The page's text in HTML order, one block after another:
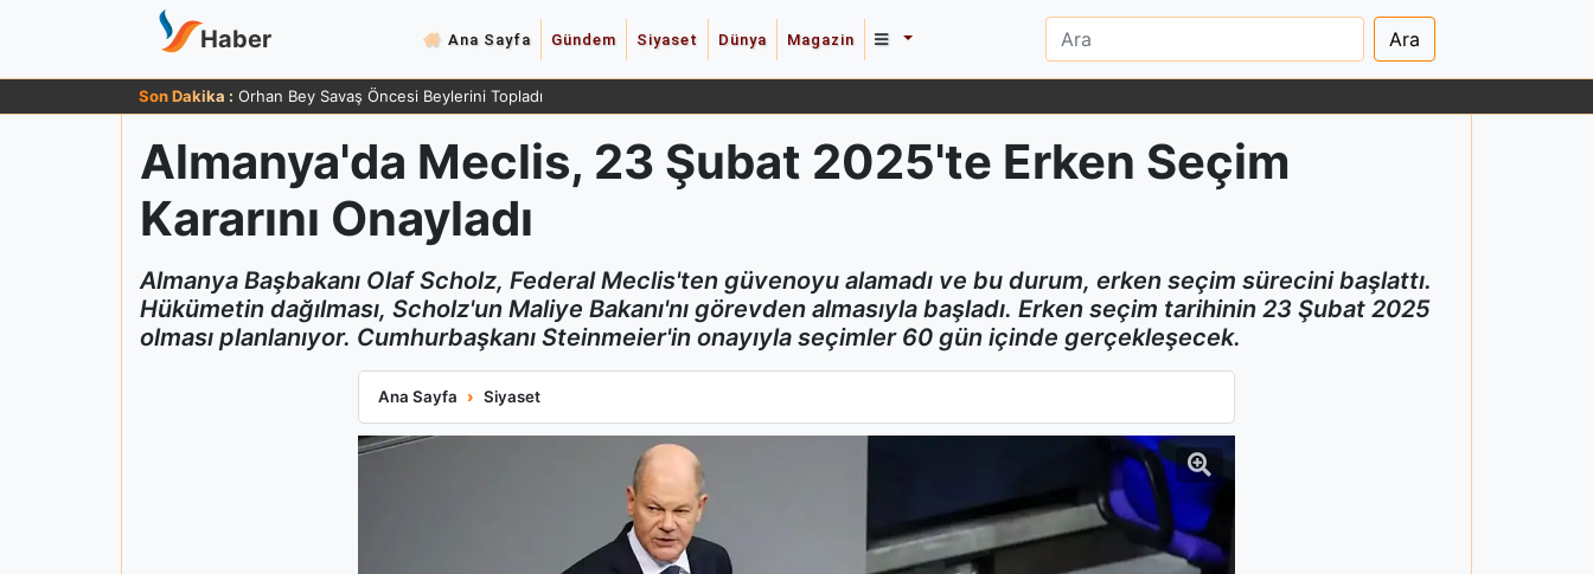
Haber Ana Sayfa Gündem Siyaset Dünya Magazin Ara
Son Dakika : Orhan Bey Savaş Öncesi Beylerini Topladı
Almanya'da Meclis, 23 Şubat 2025'te Erken Seçim
Kararını Onayladı
Almanya Başbakanı Olaf Scholz, Federal Meclis'ten güvenoyu alamadı ve bu durum, erken seçim sürecini başlattı.
Hükümetin dağılması, Scholz'un Maliye Bakanı'nı görevden almasıyla başladı. Erken seçim tarihinin 23 Şubat 2025
olması planlanıyor. Cumhurbaşkanı Steinmeier'in onayıyla seçimler 60 gün içinde gerçekleşecek.
Ana Sayfa Siyaset
Almanya'da Meclis, 23 Şubat 2025'te Erken Seçim Kararını Onayladı